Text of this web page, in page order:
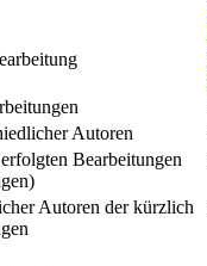
Autoren
Bearbeitungen
Autoren der kürzlich